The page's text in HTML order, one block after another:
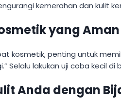
kemerahan dan kulit
yang
kosmetik, penting untuk
Selalu lakukan uji coba kecil
Anda dengan